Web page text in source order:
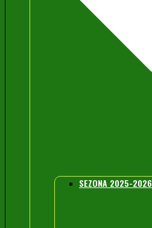
SEZONA 2025-2026